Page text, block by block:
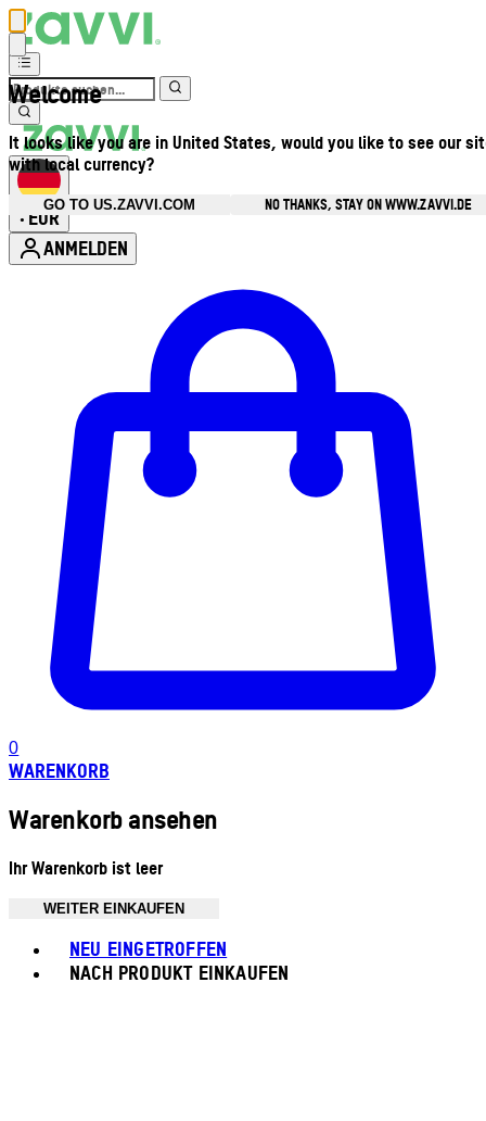
Welcome
It looks like you are in United States, would you like to see our
with local currency?
GO TO US.ZAVVI.COM
NO THANKS, STAY ON WWW.ZAVVI.DE
• EUR
ANMELDEN
0
WARENKORB
Warenkorb ansehen
Ihr Warenkorb ist leer
WEITER EINKAUFEN
NEU EINGETROFFEN
NACH PRODUKT EINKAUFEN